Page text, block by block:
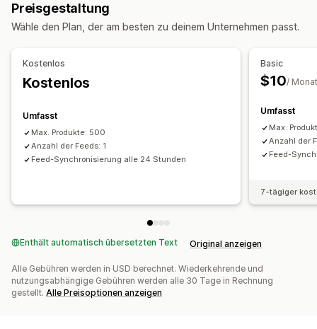
Benutzerdefinierte Labels
Lokales Inventar Lokalisierte Feeds Mehrere Währungen
Zielgruppenspezifische Feeds
Preisgestaltung
Wähle den Plan, der am besten zu deinem Unternehmen passt.
Kostenlos
Kostenlos
Umfasst
Max. Produkte: 500
Anzahl der Feeds: 1
Feed-Synchronisierung alle 24 Stunden
Basic
$10/ Monat
Umfasst
Max.
Anzahl der
Feed-
7-tägiger
Enthält automatisch übersetzten Text Original anzeigen
Alle Gebühren werden in USD berechnet. Wiederkehrende und
nutzungsabhängige Gebühren werden alle 30 Tage in Rechnung
gestellt. Alle Preisoptionen anzeigen